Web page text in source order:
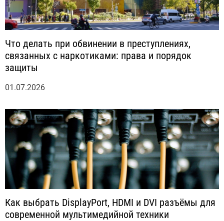
Что делать при обвинении в преступлениях,
связанных с наркотиками: права и порядок
защиты
01.07.2026
Как выбрать DisplayPort, HDMI и DVI разъёмы для
современной мультимедийной техники